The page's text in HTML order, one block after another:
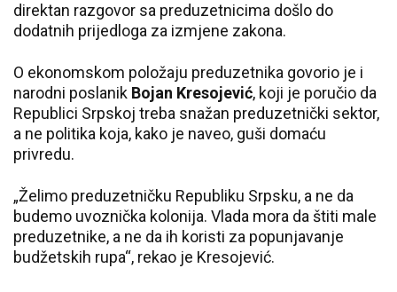
direktan razgovor sa preduzetnicima došlo do
dodatnih prijedloga za izmjene zakona.
O ekonomskom položaju preduzetnika govorio je i
narodni poslanik Bojan Kresojević, koji je poručio da
Republici Srpskoj treba snažan preduzetnički sektor,
a ne politika koja, kako je naveo, guši domaću
privredu.
„Želimo preduzetničku Republiku Srpsku, a ne da
budemo uvoznička kolonija. Vlada mora da štiti male
preduzetnike, a ne da ih koristi za popunjavanje
budžetskih rupa“, rekao je Kresojević.